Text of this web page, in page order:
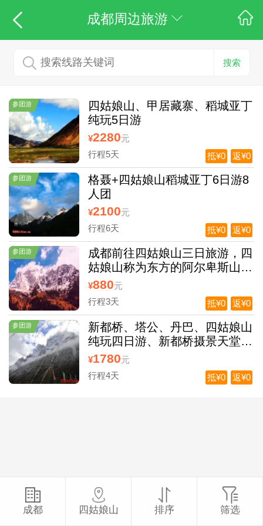
成都周边旅游
搜索
参团游
四姑娘山、甲居藏寨、稻城亚丁
纯玩5日游
¥2280元
行程5天
返¥0
抵¥0
参团游
格聂+四姑娘山稻城亚丁6日游8
人团
¥2100元
行程6天
返¥0
抵¥0
参团游
成都前往四姑娘山三日旅游，四
姑娘山称为东方的阿尔卑斯山，
三姑娘为最美山峰
¥880元
行程3天
返¥0
抵¥0
参团游
新都桥、塔公、丹巴、四姑娘山
纯玩四日游、新都桥摄景天堂、
塔公草原
¥1780元
行程4天
返¥0
抵¥0
成都 四姑娘山 排序 筛选